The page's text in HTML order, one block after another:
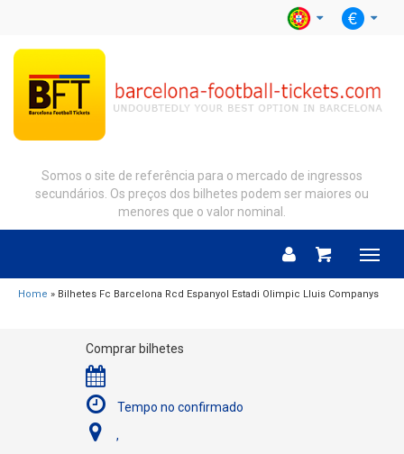
Somos o site de referência para o mercado de ingressos
secundários. Os preços dos bilhetes podem ser maiores ou
menores que o valor nominal.
Menu
Home » Bilhetes Fc Barcelona Rcd Espanyol Estadi Olimpic Lluis Companys
Comprar bilhetes
Tempo no confirmado
,